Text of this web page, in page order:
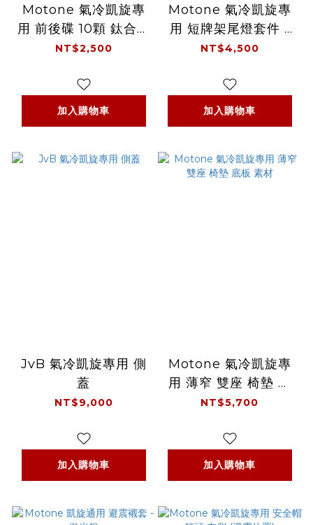
Motone 氣冷凱旋專
用 前後碟 10顆 鈦合金
碟盤螺絲 - 鈦黑
NT$2,500
加入購物車
Motone 氣冷凱旋專
用 短牌架尾燈套件 -
盧卡斯
NT$4,500
加入購物車
JvB 氣冷凱旋專用 側
蓋
NT$9,000
加入購物車
Motone 氣冷凱旋專
用 薄窄 雙座 椅墊 底
板 素材
NT$5,700
加入購物車